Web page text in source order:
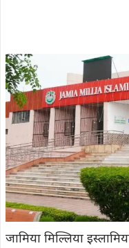
जामिया मिल्लिया